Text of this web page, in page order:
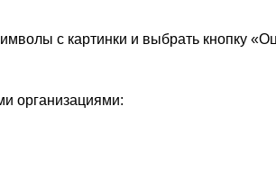
с картинки и выбрать кнопку
организациями: